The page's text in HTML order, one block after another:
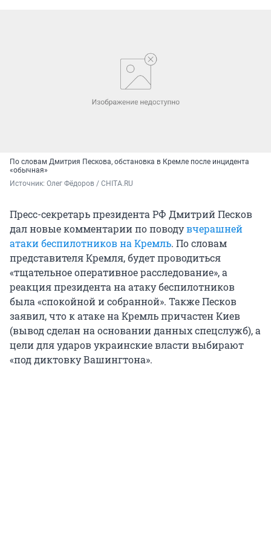
По словам Дмитрия Пескова, обстановка в Кремле после инцидента
«обычная»
Источник: Олег Фёдоров / CHITA.RU
Пресс-секретарь президента РФ Дмитрий Песков
дал новые комментарии по поводувчерашней
атаки беспилотников на Кремль. По словам
представителя Кремля, будет проводиться
«тщательное оперативное расследование», а
реакция президента на атаку беспилотников
была «спокойной и собранной». Также Песков
заявил, что к атаке на Кремль причастен Киев
(вывод сделан на основании данных спецслужб), а
цели для ударов украинские власти выбирают
«под диктовку Вашингтона».